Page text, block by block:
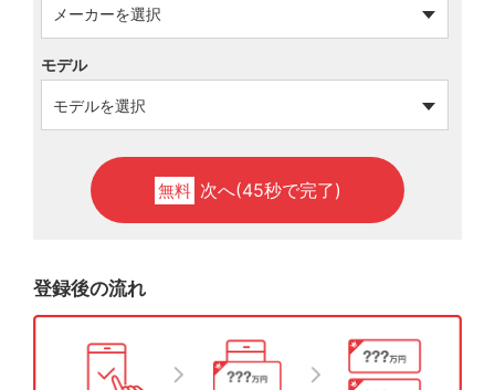
モデル
無料 次へ(45秒で完了)
登録後の流れ